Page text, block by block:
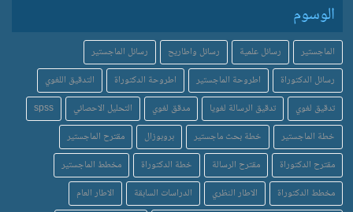
الوسوم
الماجستير رسائل علمية رسائل واطاريح
رسائل الماجستير
رسائل الدكتوراة
اطروحة الماجستير اطروحة الدكتوراة
التدقيق اللغوي
تدقيق لغوي
تدقيق الرسالة لغويا مدقق لغوي التحليل الاحصائي
spss
خطة الماجستير
خطة بحث ماجستير بروبوزال
مقترح الماجستير
مقترح الدكتوراة
مقترح الرسالة خطة الدكتوراة
مخطط الماجستير
مخطط الدكتوراة
الاطار النظري الدراسات السابقة
الاطار العام